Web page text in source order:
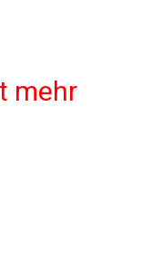
mehr